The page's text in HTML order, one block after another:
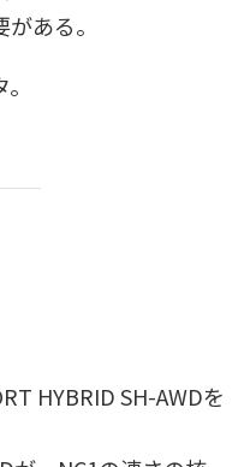
ある。
HYBRID SH-AWDを